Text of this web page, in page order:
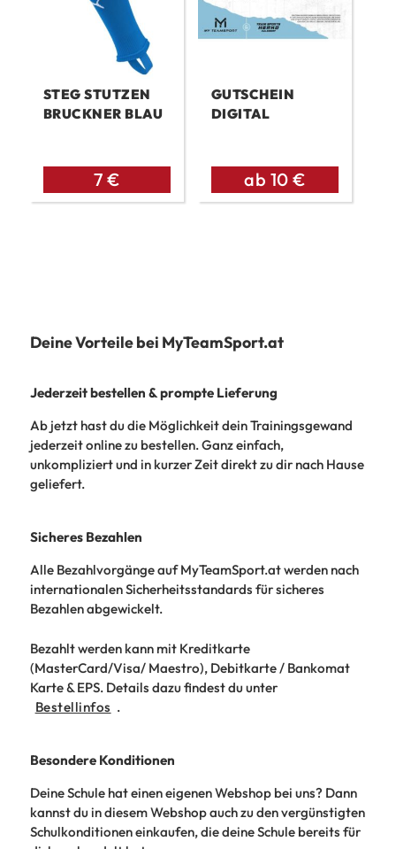
STEG STUTZEN
BRUCKNER BLAU
7€
GUTSCHEIN
DIGITAL
ab 10€
Deine Vorteile bei MyTeamSport.at
Jederzeit bestellen & prompte Lieferung
Ab jetzt hast du die Möglichkeit dein Trainingsgewand
jederzeit online zu bestellen. Ganz einfach,
unkompliziert und in kurzer Zeit direkt zu dir nach Hause
geliefert.
Sicheres Bezahlen
Alle Bezahlvorgänge auf MyTeamSport.at werden nach
internationalen Sicherheitsstandards für sicheres
Bezahlen abgewickelt.
Bezahlt werden kann mit Kreditkarte
(MasterCard/Visa/ Maestro), Debitkarte / Bankomat
Karte & EPS. Details dazu findest du unter
Bestellinfos .
Besondere Konditionen
Deine Schule hat einen eigenen Webshop bei uns? Dann
kannst du in diesem Webshop auch zu den vergünstigten
Schulkonditionen einkaufen, die deine Schule bereits für